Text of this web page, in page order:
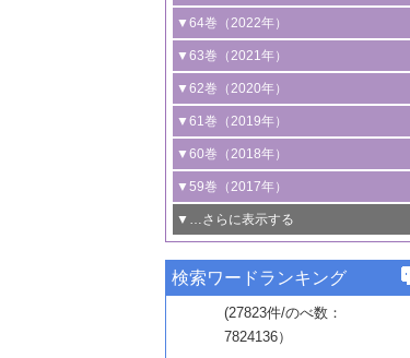
3号 有機分子変換やCO 資源化のための
光触媒に関する最近の研究
B号 第137回触媒討論会（2026年）
2号 水素製造のための水分解技術に関す
る最近の研究
3号 オレフィン系樹脂の精密合成に関す
る最新技術
4号 アルコール類の効率的変換を実現す
る非貴金属触媒の研究動向
5号 ゼオライトの合成と応用における研
究動向
6号 ヘテロ接合界面
B号 第135回触媒討論会（2025年）
2号 規制反応場を活用した固体触媒研究
の新展開
3号 未踏分子変換を目指した酸化触媒プ
ロセスの最前線
4号 シンクロトロン放射光および中性子
線を利用した触媒解析技術の最先端
5号 単原子触媒
6号 参照触媒委員会からのお知らせ
B号 第133回触媒討論会（2023年）
1号 炭素が関わる触媒機能
2号 プラスチックケミカルリサイクルの
ための触媒技術
3号 非酸化物系金属化合物を基盤とした
触媒材料の開発
4号 格子酸素・格子酸素欠陥を利用した
触媒反応
5号 生体触媒によるエネルギー変換反応
6号 窒素とリンの循環のための触媒・機
能性材料
▼64巻（2022年）
1号 合成ガス製造とCOを用いるケミカル
ズ合成の最新動向
2号 化学品合成のための合金触媒開発
3号 CO の排出削減および有効活用のた
めの触媒技術
4号 若手による情報発信企画～とびたて
若き触媒の研究者たち～（1）
若き触媒の研究者たち～（2）
6号 石油のノーブル・ユースを志向した
触媒技術
▼63巻（2021年）
1号 金触媒の新展開
2号 ペロブスカイト
3号 特殊反応場を利用した触媒的分子変
換反応
4号 多孔質材料を用いた触媒の新展開
5号 情報学的手法を用いた触媒開発
6号 カーボンニュートラルに向けた電解
技術
B号 第127回触媒討論会（2021年・オン
ライン開催(Zoom)のみ）
▼62巻（2020年）
1号 触媒設計を拓く欠陥構造のキャラク
タリゼーション
2号 機能化学品製造に資するクリーンな
触媒的酸化反応
3号 水処理のための触媒化学
4号 光触媒を用いた水分解の最新の研究
動向
5号 次世代の触媒プロセスを支えるマイ
▼61巻（2019年）
1号 物質移動制御に着目した触媒プロセ
ス開発
2号 CO2 フリー水素サプライチェーンに
関わる触媒開発動向
3号 精密高分子合成に関する最近の研究
動向
4号 バイオマス化成品製造のための触媒
▼60巻（2018年）
1号 固体酸触媒の最新の研究動向
2号 二酸化炭素からの有用化学品合成
3号 ナノ粒子・クラスター触媒の最前線
4号 60周年記念企画
5号 進化するゼオライト合成技術
6号 非貴金属系触媒における電気化学的
▼59巻（2017年）
1号 いたるところに，触媒
最先端技術
3号 無機分離膜材料の開発と触媒反応プ
ロセスへの適用
▼…さらに表示する
1号 ユニークな構造の高分子を生み出す触
2号 リグニンからの化成品製造に向けた触
▼57巻（2015年）
1号 水素キャリアにかかわる触媒技術の新
▼56巻（2014年）
検索ワードランキング
(27823件/のべ数：
7824136）